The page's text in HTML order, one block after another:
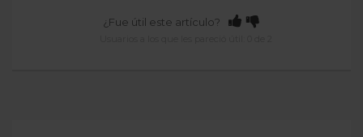
¿Fue útil este artículo?